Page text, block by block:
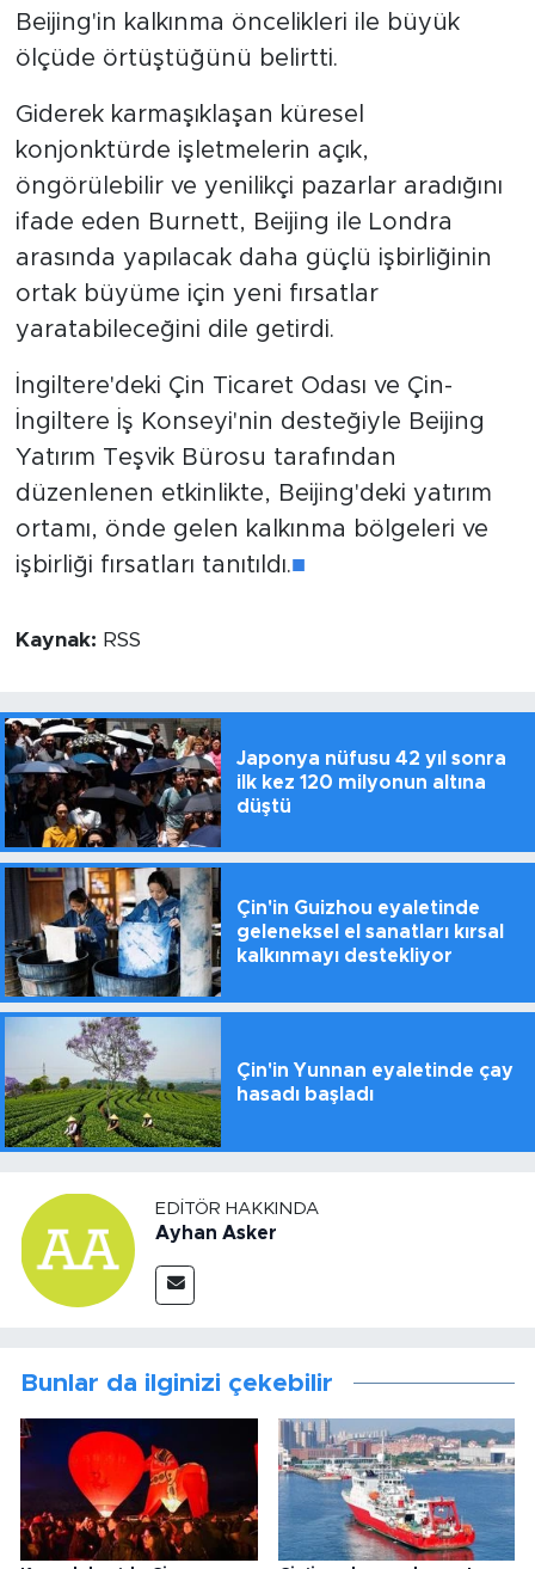
Beijing'in kalkınma öncelikleri ile büyük
ölçüde örtüştüğünü belirtti.
Giderek karmaşıklaşan küresel
konjonktürde işletmelerin açık,
öngörülebilir ve yenilikçi pazarlar aradığını
ifade eden Burnett, Beijing ile Londra
arasında yapılacak daha güçlü işbirliğinin
ortak büyüme için yeni fırsatlar
yaratabileceğini dile getirdi.
İngiltere'deki Çin Ticaret Odası ve Çin-
İngiltere İş Konseyi'nin desteğiyle Beijing
Yatırım Teşvik Bürosu tarafından
düzenlenen etkinlikte, Beijing'deki yatırım
ortamı, önde gelen kalkınma bölgeleri ve
işbirliği fırsatları tanıtıldı.■
Kaynak: RSS
Japonya nüfusu 42 yıl sonra
ilk kez 120 milyonun altına
düştü
Çin'in Guizhou eyaletinde
geleneksel el sanatları kırsal
kalkınmayı destekliyor
Çin'in Yunnan eyaletinde çay
hasadı başladı
EDITÖR HAKKINDA
Ayhan Asker
Bunlar da ilginizi çekebilir